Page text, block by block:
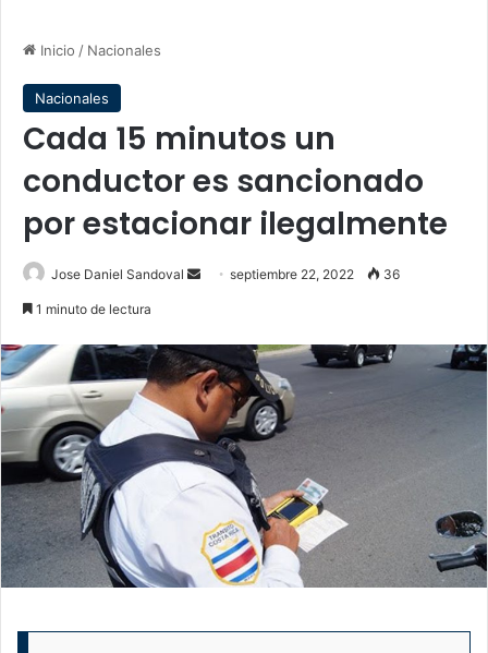
Inicio / Nacionales
Nacionales
Cada 15 minutos un
conductor es sancionado
por estacionar ilegalmente
Jose Daniel Sandoval
Sendseptiembre 22, 2022 36
1 minuto de lectura